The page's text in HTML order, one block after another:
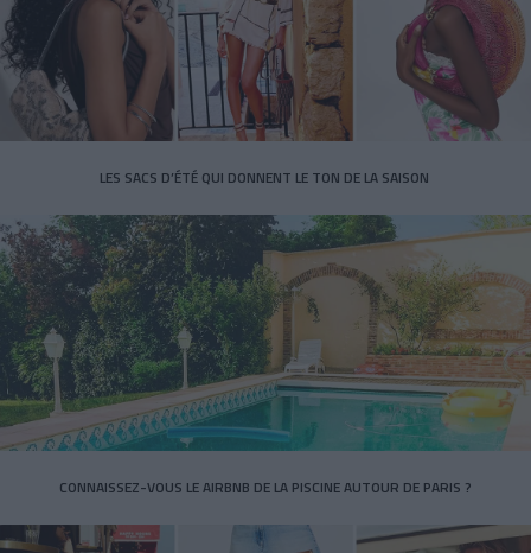
LES SACS D’ÉTÉ QUI DONNENT LE TON DE LA SAISON
CONNAISSEZ-VOUS LE AIRBNB DE LA PISCINE AUTOUR DE PARIS ?